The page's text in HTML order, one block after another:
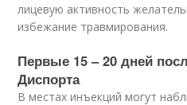
лицевую активность
избежание травмирования.
Первые 15 – 20 дней
Диспорта
В местах инъекций могут